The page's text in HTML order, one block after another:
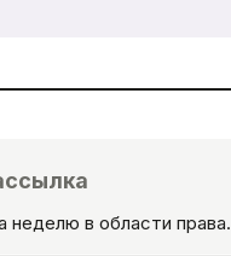
неделю в области права.